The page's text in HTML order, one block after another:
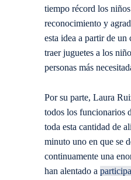
tiempo récord los
reconocimiento y
esta idea a partir de
traer juguetes a los
personas más
Por su parte, Laura
todos los funcionarios
toda esta cantidad de
minuto uno en que se
continuamente una
han alentado a